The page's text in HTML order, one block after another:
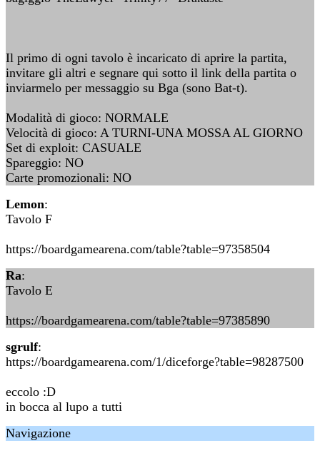
Il primo di ogni tavolo è incaricato di aprire la partita,
invitare gli altri e segnare qui sotto il link della partita o
inviarmelo per messaggio su Bga (sono Bat-t).
Modalità di gioco: NORMALE
Velocità di gioco: A TURNI-UNA MOSSA AL GIORNO
Set di exploit: CASUALE
Spareggio: NO
Carte promozionali: NO
Lemon:
Tavolo F
https://boardgamearena.com/table?table=97358504
Ra:
Tavolo E
https://boardgamearena.com/table?table=97385890
sgrulf:
https://boardgamearena.com/1/diceforge?table=98287500
eccolo :D
in bocca al lupo a tutti
Navigazione